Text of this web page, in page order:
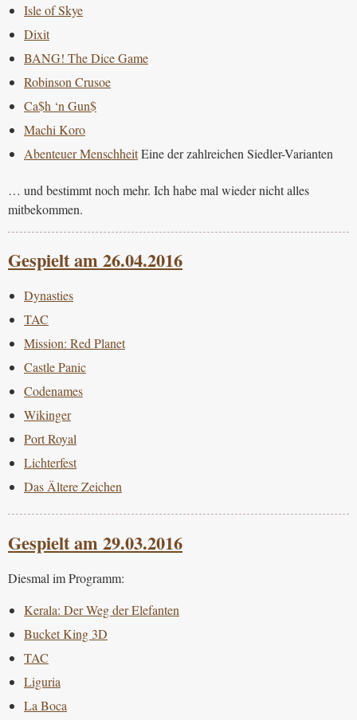
Isle of Skye
Dixit
BANG! The Dice Game
Robinson Crusoe
Ca$h ‘n Gun$
Machi Koro
Abenteuer MenschheitEine der zahlreichen Siedler-Varianten
… und bestimmt noch mehr. Ich habe mal wieder nicht alles
mitbekommen.
Gespielt am 26.04.2016
Dynasties
TAC
Mission: Red Planet
Castle Panic
Codenames
Wikinger
Port Royal
Lichterfest
Das Ältere Zeichen
Gespielt am 29.03.2016
Diesmal im Programm:
Kerala: Der Weg der Elefanten
Bucket King 3D
TAC
Liguria
La Boca